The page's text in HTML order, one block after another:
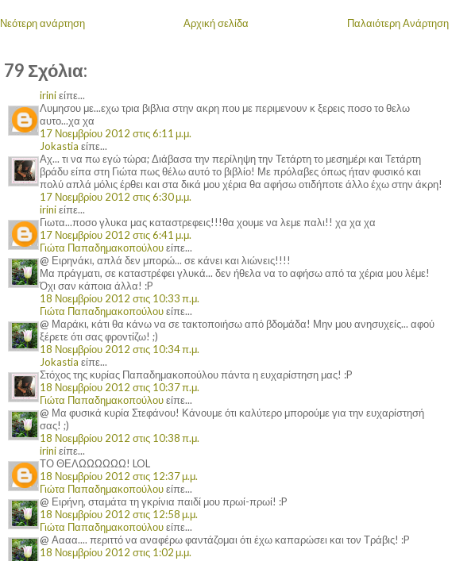
Νεότερη ανάρτηση Παλαιότερη Ανάρτηση
Αρχική σελίδα
79 Σχόλια:
iriniείπε...
Λυμησου με...εχω τρια βιβλια στην ακρη που με περιμενουν κ ξερεις ποσο το θελω
αυτο...χα χα
17 Νοεμβρίου 2012 στις 6:11 μ.μ.
Jokastia είπε...
Αχ... τι να πω εγώ τώρα; Διάβασα την περίληψη την Τετάρτη το μεσημέρι και Τετάρτη
βράδυ είπα στη Γιώτα πως θέλω αυτό το βιβλίο! Με πρόλαβες όπως ήταν φυσικό και
πολύ απλά μόλις έρθει και στα δικά μου χέρια θα αφήσω οτιδήποτε άλλο έχω στην άκρη!
17 Νοεμβρίου 2012 στις 6:30 μ.μ.
iriniείπε...
Γιωτα...ποσο γλυκα μας καταστρεφεις!!!θα χουμε να λεμε παλι!! χα χα χα
17 Νοεμβρίου 2012 στις 6:41 μ.μ.
Γιώτα Παπαδημακοπούλουείπε...
@ Ειρηνάκι, απλά δεν μπορώ... σε κάνει και λιώνεις!!!!
Μα πράγματι, σε καταστρέφει γλυκά... δεν ήθελα να το αφήσω από τα χέρια μου λέμε!
Όχι σαν κάποια άλλα! :P
18 Νοεμβρίου 2012 στις 10:33 π.μ.
Γιώτα Παπαδημακοπούλουείπε...
@ Μαράκι, κάτι θα κάνω να σε τακτοποιήσω από βδομάδα! Μην μου ανησυχείς... αφού
ξέρετε ότι σας φροντίζω! ;)
18 Νοεμβρίου 2012 στις 10:34 π.μ.
Jokastia είπε...
Στόχος της κυρίας Παπαδημακοπούλου πάντα η ευχαρίστηση μας! :P
18 Νοεμβρίου 2012 στις 10:37 π.μ.
Γιώτα Παπαδημακοπούλουείπε...
@ Μα φυσικά κυρία Στεφάνου! Κάνουμε ότι καλύτερο μπορούμε για την ευχαρίστησή
σας! ;)
18 Νοεμβρίου 2012 στις 10:38 π.μ.
iriniείπε...
ΤΟ ΘΕΛΩΩΩΩΩΩ! LOL
18 Νοεμβρίου 2012 στις 12:37 μ.μ.
Γιώτα Παπαδημακοπούλουείπε...
@ Ειρήνη, σταμάτα τη γκρίνια παιδί μου πρωί-πρωί! :P
18 Νοεμβρίου 2012 στις 12:58 μ.μ.
Γιώτα Παπαδημακοπούλουείπε...
@ Αααα.... περιττό να αναφέρω φαντάζομαι ότι έχω καπαρώσει και τον Τράβις! :P
18 Νοεμβρίου 2012 στις 1:02 μ.μ.